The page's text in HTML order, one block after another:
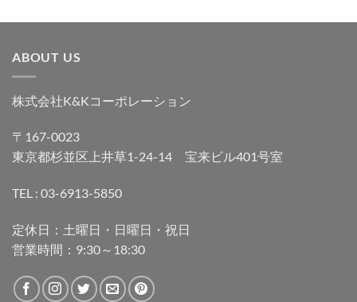
ABOUT US
株式会社K&Kコーポレーション
〒167-0023
東京都杉並区上井草1-24-14 宝来ビル401号室
TEL : 03-6913-5850
定休日：土曜日・日曜日・祝日
営業時間：9:30～18:30